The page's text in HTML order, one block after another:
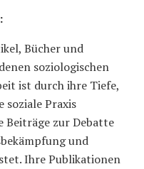
Bücher und
soziologischen
ist durch ihre Tiefe,
soziale Praxis
Beiträge zur Debatte
und
Ihre Publikationen